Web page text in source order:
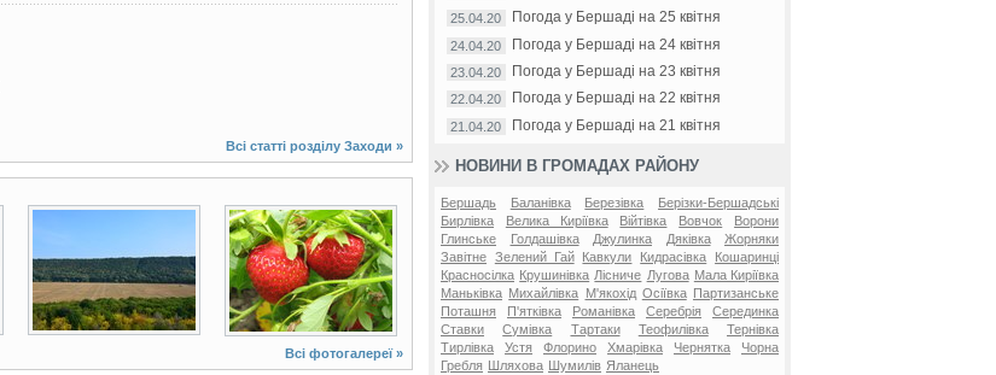
Всі статті розділу Заходи »
7 фото
Всі фотогалереї »
25.04.20 Погода у Бершаді на 25 квітня
24.04.20 Погода у Бершаді на 24 квітня
23.04.20 Погода у Бершаді на 23 квітня
22.04.20 Погода у Бершаді на 22 квітня
21.04.20 Погода у Бершаді на 21 квітня
НОВИНИ В ГРОМАДАХ РАЙОНУ
Бершадь Баланівка Березівка
Берізки-Бершадські
Бирлівка
Велика Киріївка Війтівка Вовчок
Ворони
Глинське
Голдашівка Джулинка Дяківка
Жорняки
Завітне Зелений Гай Кавкули Кидрасівка
Кошаринці
Красносілка Крушинівка Лісниче Лугова Мала Киріївка
Маньківка Михайлівка М'якохід Осіївка
Партизанське
Поташня
П'ятківка Романівка Серебрія
Серединка
Ставки
Сумівка Тартаки Теофилівка
Тернівка
Тирлівка
Устя Флорино Хмарівка Чернятка
Чорна
Гребля
Шляхова Шумилів Яланець